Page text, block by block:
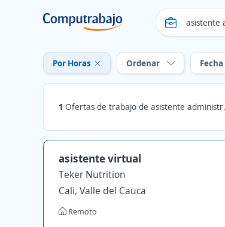
Por Horas Ordenar Fecha
1 Ofertas de trabajo de asistente administrativa en Cauca: Por Horas
asistente virtual
Teker Nutrition
Cali, Valle del Cauca
Remoto